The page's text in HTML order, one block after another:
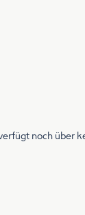
noch